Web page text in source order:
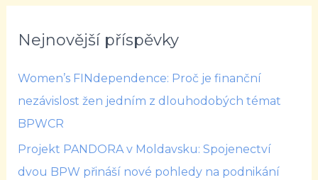
Nejnovější příspěvky
Women’s FINdependence: Proč je finanční
nezávislost žen jedním z dlouhodobých témat
BPWCR
Projekt PANDORA v Moldavsku: Spojenectví
dvou BPW přináší nové pohledy na podnikání